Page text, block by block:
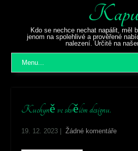
Kapu
Kdo se nechce nechat napálit, měl
jenom na spolehlivé a prověřené
nalezení. Určitě na
Menu...
Kuchyně ve skvělém designu.
19. 12. 2023 |Žádné komentáře